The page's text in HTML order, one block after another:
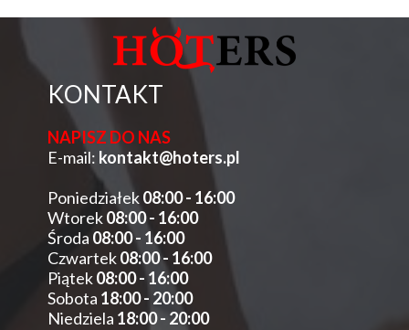
KONTAKT
NAPISZ DO NAS
E-mail: kontakt@hoters.pl
Poniedziałek08:00 - 16:00
Wtorek08:00 - 16:00
Środa 08:00 - 16:00
Czwartek08:00 - 16:00
Piątek08:00 - 16:00
Sobota 18:00 - 20:00
Niedziela 18:00 - 20:00